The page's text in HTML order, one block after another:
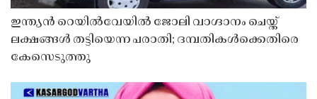
ഇന്ത്യൻ റെയിൽവേയിൽ ജോലി വാഗ്ദാനം ചെയ്ത്
ലക്ഷങ്ങൾ തട്ടിയെന്ന പരാതി; ദമ്പതികൾക്കെതിരെ
കേസെടുത്തു